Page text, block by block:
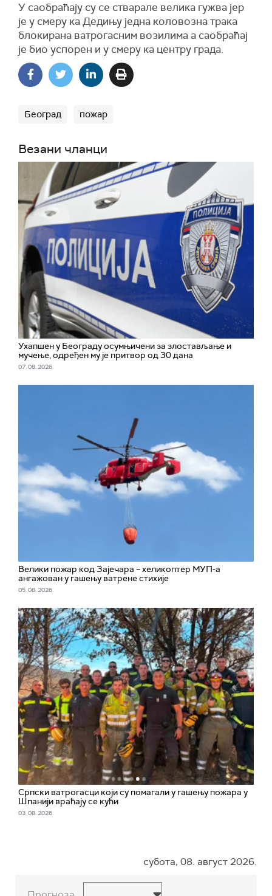
У саобраћају су се стварале велика гужва јер
је у смеру ка Дедињу једна коловозна трака
блокирана ватрогасним возилима а саобраћај
је био успорен и у смеру ка центру града.
Београд пожар
Везани чланци
Ухапшен у Београду осумњичени за злостављање и
мучење, одређен му је притвор од 30 дана
07. 08. 2026.
Велики пожар код Зајечара – хеликоптер МУП-а
ангажован у гашењу ватрене стихије
05. 08. 2026.
Српски ватрогасци који су помагали у гашењу пожара у
Шпанији враћају се кући
03. 08. 2026.
субота, 08. август 2026.